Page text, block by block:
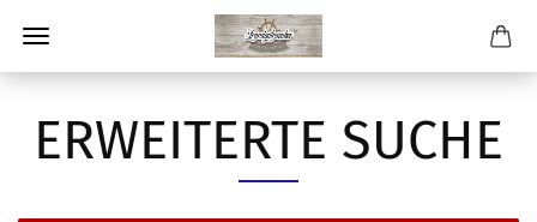
ERWEITERTE SUCHE